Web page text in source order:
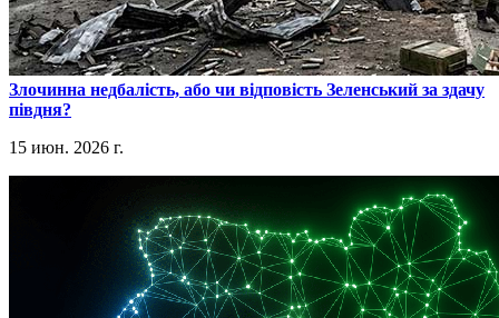
​Злочинна недбалість, або чи відповість Зеленський за здачу
півдня?
15 июн. 2026 г.